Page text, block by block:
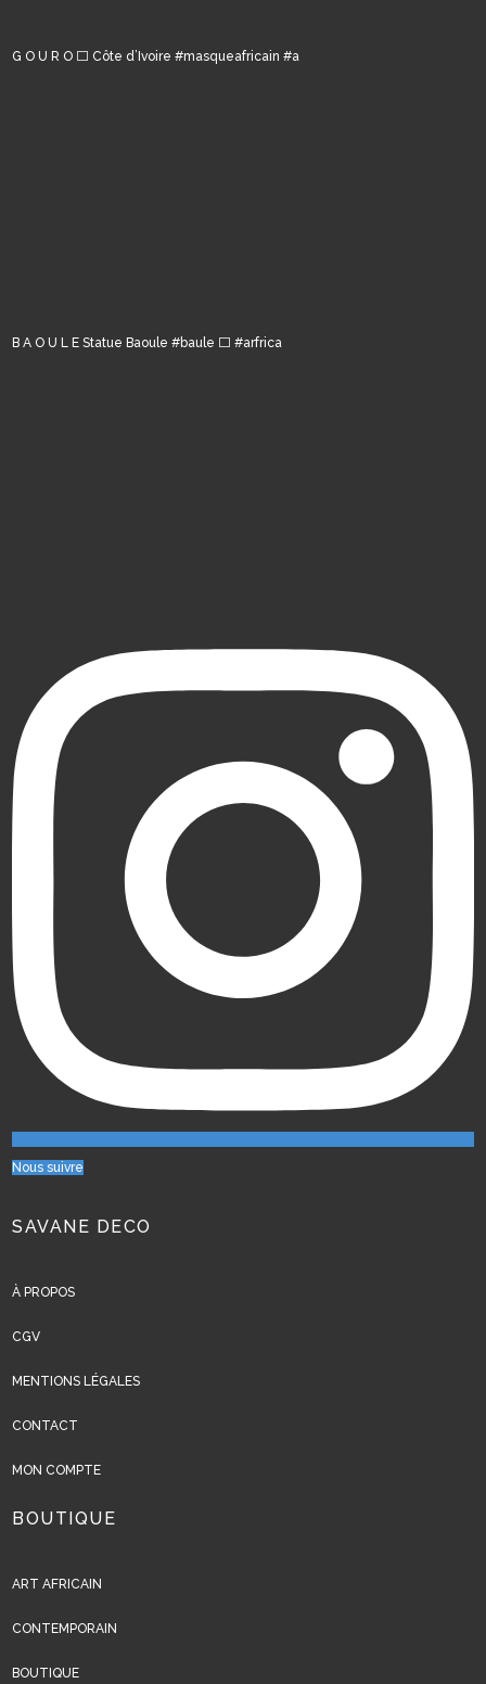
G O U R O ⬜️ Côte d’Ivoire #masqueafricain #a
B A O U L E Statue Baoule #baule ⬜️ #arfrica
Nous suivre
SAVANE DECO
À PROPOS
CGV
MENTIONS LÉGALES
CONTACT
MON COMPTE
BOUTIQUE
ART AFRICAIN
CONTEMPORAIN
BOUTIQUE